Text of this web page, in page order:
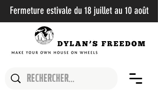
Fermeture estivale du 18 juillet au 10 août​